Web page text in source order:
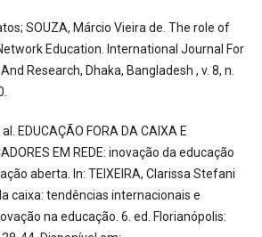
SOUZA, Márcio Vieira de. The role of
Education. International Journal For
Research, Dhaka, Bangladesh , v. 8, n.
EDUCAÇÃO FORA DA CAIXA E
EM REDE: inovação da educação
aberta. In: TEIXEIRA, Clarissa Stefani
caixa: tendências internacionais e
na educação. 6. ed. Florianópolis: